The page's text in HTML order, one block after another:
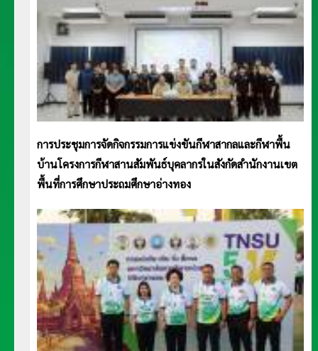
การประชุมการจัดกิจกรรมการแข่งขันกีฬาสากลและกีฬาพื้น
บ้านโครงการกีฬาสานสัมพันธ์บุคลากรในสังกัดสำนักงานเขต
พื้นที่การศึกษาประถมศึกษาอ่างทอง